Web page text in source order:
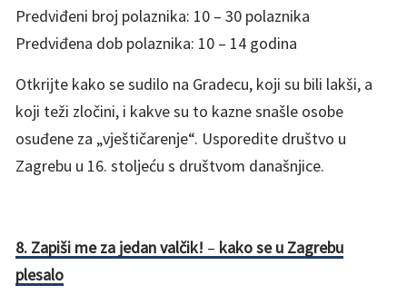
Predviđeni broj polaznika: 10 – 30 polaznika
Predviđena dob polaznika: 10 – 14 godina
Otkrijte kako se sudilo na Gradecu, koji su bili lakši, a
koji teži zločini, i kakve su to kazne snašle osobe
osuđene za „vještičarenje“. Usporedite društvo u
Zagrebu u 16. stoljeću s društvom današnjice.
8. Zapiši me za jedan valčik! – kako se u Zagrebu
plesalo